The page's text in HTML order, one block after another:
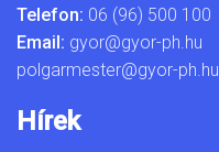
Telefon: 06 (96) 500 100
Email: gyor@gyor-ph.hu
polgarmester@gyor-ph.hu
Hírek